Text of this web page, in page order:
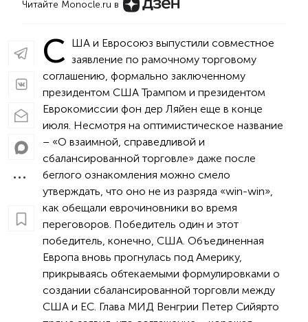
Читайте Monocle.ru в
С ША и Евросоюз выпустили совместное
заявление по рамочному торговому
соглашению, формально заключенному
президентом США Трампом и президентом
Еврокомиссии фон дер Ляйен еще в конце
июля. Несмотря на оптимистическое название
– «О взаимной, справедливой и
сбалансированной торговле» даже после
беглого ознакомления можно смело
утверждать, что оно не из разряда «win-win»,
как обещали еврочиновники во время
переговоров. Победитель один и этот
победитель, конечно, США. Объединенная
Европа вновь прогнулась под Америку,
прикрываясь обтекаемыми формулировками о
создании сбалансированной торговли между
США и ЕС. Глава МИД Венгрии Петер Сийярто